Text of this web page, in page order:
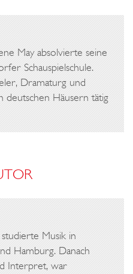
May absolvierte seine
Schauspielschule.
Dramaturg und
deutschen Häusern tätig
Musik in
Hamburg. Danach
Interpret, war